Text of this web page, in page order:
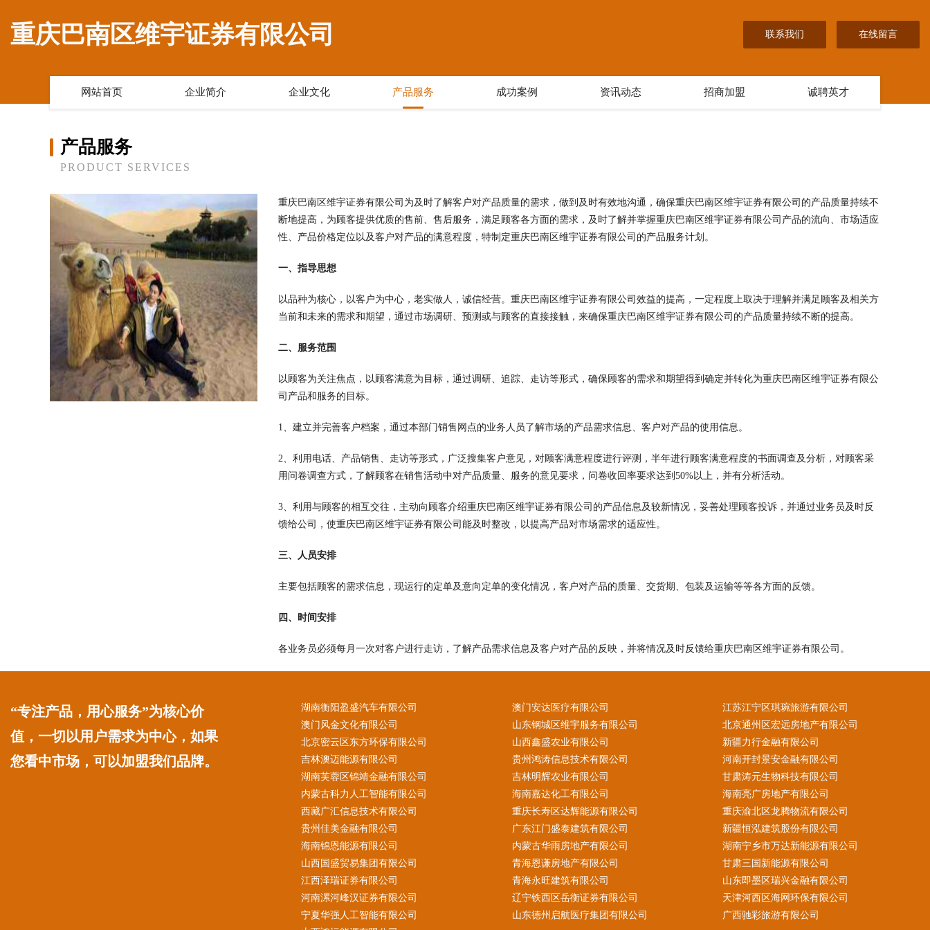
重庆巴南区维宇证券有限公司 联系我们 在线留言
网站首页 企业简介 企业文化 产品服务 成功案例 资讯动态 招商加盟 诚聘英才
产品服务
PRODUCT SERVICES
重庆巴南区维宇证券有限公司为及时了解客户对产品质量的需求，做到及时有效地沟通，确保重庆巴南区维宇证券有限公司的产品质量持续不
断地提高，为顾客提供优质的售前、售后服务，满足顾客各方面的需求，及时了解并掌握重庆巴南区维宇证券有限公司产品的流向、市场适应
性、产品价格定位以及客户对产品的满意程度，特制定重庆巴南区维宇证券有限公司的产品服务计划。
一、指导思想
以品种为核心，以客户为中心，老实做人，诚信经营。重庆巴南区维宇证券有限公司效益的提高，一定程度上取决于理解并满足顾客及相关方
当前和未来的需求和期望，通过市场调研、预测或与顾客的直接接触，来确保重庆巴南区维宇证券有限公司的产品质量持续不断的提高。
二、服务范围
以顾客为关注焦点，以顾客满意为目标，通过调研、追踪、走访等形式，确保顾客的需求和期望得到确定并转化为重庆巴南区维宇证券有限公
司产品和服务的目标。
1、建立并完善客户档案，通过本部门销售网点的业务人员了解市场的产品需求信息、客户对产品的使用信息。
2、利用电话、产品销售、走访等形式，广泛搜集客户意见，对顾客满意程度进行评测，半年进行顾客满意程度的书面调查及分析，对顾客采
用问卷调查方式，了解顾客在销售活动中对产品质量、服务的意见要求，问卷收回率要求达到50%以上，并有分析活动。
3、利用与顾客的相互交往，主动向顾客介绍重庆巴南区维宇证券有限公司的产品信息及较新情况，妥善处理顾客投诉，并通过业务员及时反
馈给公司，使重庆巴南区维宇证券有限公司能及时整改，以提高产品对市场需求的适应性。
三、人员安排
主要包括顾客的需求信息，现运行的定单及意向定单的变化情况，客户对产品的质量、交货期、包装及运输等等各方面的反馈。
四、时间安排
各业务员必须每月一次对客户进行走访，了解产品需求信息及客户对产品的反映，并将情况及时反馈给重庆巴南区维宇证券有限公司。
“专注产品，用心服务”为核心价
值，一切以用户需求为中心，如果
您看中市场，可以加盟我们品牌。
湖南衡阳盈盛汽车有限公司 澳门安达医疗有限公司
江苏江宁区琪琬旅游有限公司
澳门风金文化有限公司
山东钢城区维宇服务有限公司
北京通州区宏远房地产有限公司
北京密云区东方环保有限公司
山西鑫盛农业有限公司
新疆力行金融有限公司
吉林澳迈能源有限公司
贵州鸿涛信息技术有限公司
河南开封景安金融有限公司
湖南芙蓉区锦靖金融有限公司
吉林明辉农业有限公司
甘肃涛元生物科技有限公司
内蒙古科力人工智能有限公司
海南嘉达化工有限公司
海南亮广房地产有限公司
西藏广汇信息技术有限公司
重庆长寿区达辉能源有限公司
重庆渝北区龙腾物流有限公司
贵州佳美金融有限公司
广东江门盛泰建筑有限公司
新疆恒泓建筑股份有限公司
海南锦恩能源有限公司
内蒙古华雨房地产有限公司
湖南宁乡市万达新能源有限公司
山西国盛贸易集团有限公司
青海恩谦房地产有限公司
甘肃三国新能源有限公司
江西泽瑞证券有限公司
青海永旺建筑有限公司
山东即墨区瑞兴金融有限公司
河南漯河峰汉证券有限公司
辽宁铁西区岳衡证券有限公司
天津河西区海网环保有限公司
宁夏华强人工智能有限公司
山东德州启航医疗集团有限公司
广西驰彩旅游有限公司